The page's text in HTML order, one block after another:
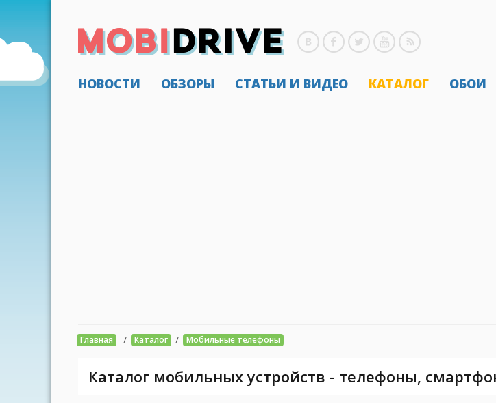
НОВОСТИ ОБЗОРЫ СТАТЬИ И ВИДЕО КАТАЛОГ ОБОИ
Главная / Каталог / Мобильные телефоны
Каталог мобильных устройств - телефоны,